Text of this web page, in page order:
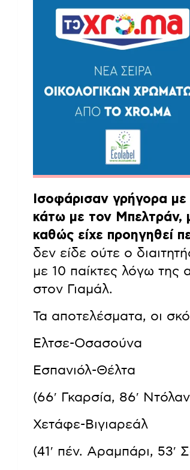
Ισοφάρισαν γρήγορα
κάτω με τον Μπελτράν,
καθώς είχε προηγηθεί
δεν είδε ούτε ο
με 10 παίκτες λόγω
στον Γιαμάλ.
Τα αποτελέσματα, οι
Ελτσε-
Εσπανιόλ-Θέλτα
(66′ Γκαρσία, 86′
Χετάφε-Βιγιαρεάλ
(41′ πέν. Αραμπάρι, 53′